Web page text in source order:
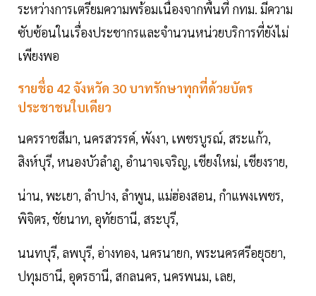
ระหว่างการเตรียมความพร้อมเนื่องจากพื้นที่ กทม. มีความ
ซับซ้อนในเรื่องประชากรและจำนวนหน่วยบริการที่ยังไม่
เพียงพอ
รายชื่อ 42 จังหวัด 30 บาทรักษาทุกที่ด้วยบัตร
ประชาชนใบเดียว
นครราชสีมา, นครสวรรค์, พังงา, เพชรบูรณ์, สระแก้ว,
สิงห์บุรี, หนองบัวลำภู, อำนาจเจริญ, เชียงใหม่, เชียงราย,
น่าน, พะเยา, ลำปาง, ลำพูน, แม่ฮ่องสอน, กำแพงเพชร,
พิจิตร, ชัยนาท, อุทัยธานี, สระบุรี,
นนทบุรี, ลพบุรี, อ่างทอง, นครนายก, พระนครศรีอยุธยา,
ปทุมธานี, อุดรธานี, สกลนคร, นครพนม, เลย,